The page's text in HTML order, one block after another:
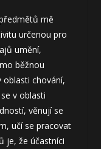
mě
určenou pro
umění,
běžnou
oblasti chování,
v oblasti
věnují se
učí se pracovat
je, že účastníci